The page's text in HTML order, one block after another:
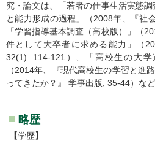
究・論文は、「若者の仕事生活実態
と能力形成の過程」（2008年、『社
「学習指導基本調査（高校版）」（
件として大卒者に求める能力」（
32(1): 114-121）、「高校生の大学
（2014年、『現代高校生の学習と進
ってきたか？』 学事出版, 35-44）など
略歴
【学歴】